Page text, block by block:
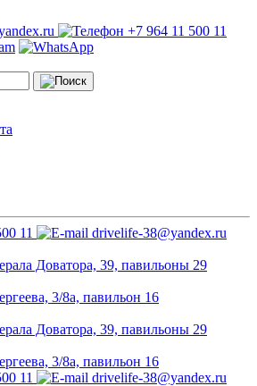
+7 964 11 500 11
11 drivelife-38@yandex.ru
Доватора, 39, павильоны 29
3/8а, павильон 16
Доватора, 39, павильоны 29
3/8а, павильон 16
11
drivelife-38@yandex.ru